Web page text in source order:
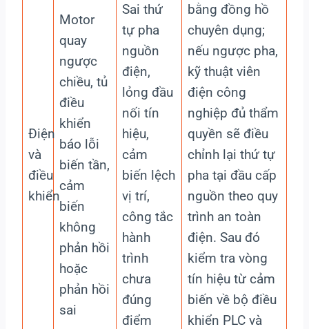
Điện
và
điều
khiển
Motor
quay
ngược
chiều, tủ
điều
khiển
báo lỗi
biến tần,
cảm
biến
không
phản hồi
hoặc
phản hồi
sai
Sai thứ
tự pha
nguồn
điện,
lỏng đầu
nối tín
hiệu,
cảm
biến lệch
vị trí,
công tắc
hành
trình
chưa
đúng
điểm
bằng đồng hồ
chuyên dụng;
nếu ngược pha,
kỹ thuật viên
điện công
nghiệp đủ thẩm
quyền sẽ điều
chỉnh lại thứ tự
pha tại đầu cấp
nguồn theo quy
trình an toàn
điện. Sau đó
kiểm tra vòng
tín hiệu từ cảm
biến về bộ điều
khiển PLC và